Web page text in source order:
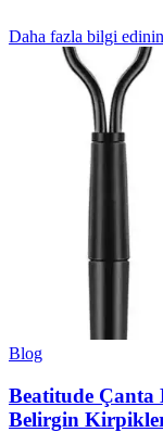
Daha fazla bilgi edinin
Blog
Beatitude
Belirgin